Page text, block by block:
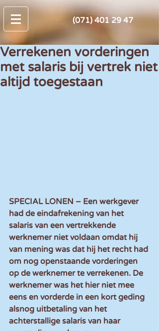
(071) 401 29 47
Verrekenen vorderingen
met salaris bij vertrek niet
altijd toegestaan
SPECIAL LONEN – Een werkgever
had de eindafrekening van het
salaris van een vertrekkende
werknemer niet voldaan omdat hij
van mening was dat hij het recht had
om nog openstaande vorderingen
op de werknemer te verrekenen. De
werknemer was het hier niet mee
eens en vorderde in een kort geding
alsnog uitbetaling van het
achterstallige salaris van haar